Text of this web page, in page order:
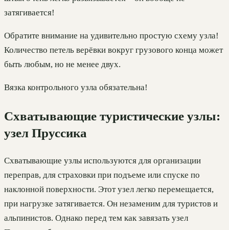
затягивается!
Обратите внимание на удивительно простую схему узла!
Количество петель верёвки вокруг грузового конца может
быть любым, но не менее двух.
Вязка контрольного узла обязательна!
Схватывающие туристические узлы:
узел Пруссика
Схватывающие узлы используются для организации
переправ, для страховки при подъеме или спуске по
наклонной поверхности. Этот узел легко перемещается,
при нагрузке затягивается. Он незаменим для туристов и
альпинистов. Однако перед тем как завязать узел